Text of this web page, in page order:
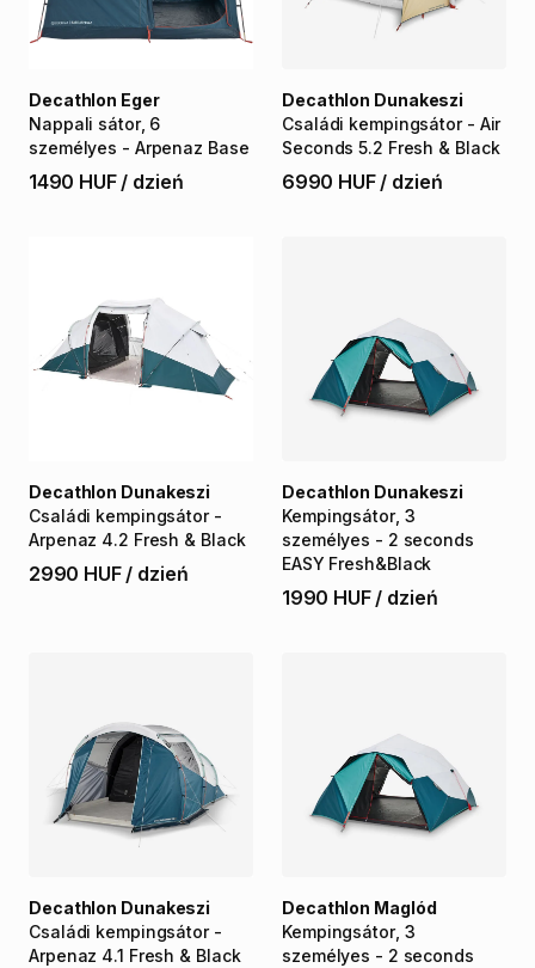
Nappali sátor​,​ 6
személyes - Arpenaz Base
Decathlon Eger
1490 HUF / dzień
Családi kempingsátor - Air
Seconds 5.2 Fresh & Black
Decathlon Dunakeszi
6990 HUF / dzień
Családi kempingsátor -
Arpenaz 4.2 Fresh & Black
Decathlon Dunakeszi
2990 HUF / dzień
Kempingsátor​,​ 3
személyes - 2 seconds
EASY Fresh&Black
Decathlon Dunakeszi
1990 HUF / dzień
Családi kempingsátor -
Arpenaz 4.1 Fresh & Black
Decathlon Dunakeszi
Kempingsátor​,​ 3
személyes - 2 seconds
Decathlon Maglód